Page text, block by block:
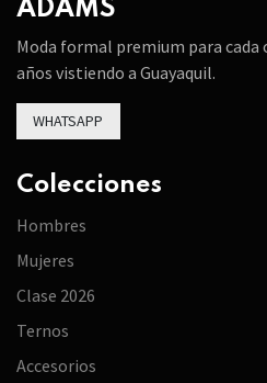
ADAMS
Moda formal premium para cada
años vistiendo a Guayaquil.
WHATSAPP
Colecciones
Hombres
Mujeres
Clase 2026
Ternos
Accesorios